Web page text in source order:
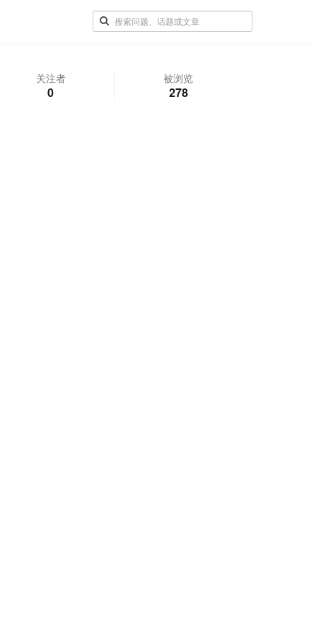
关注者
0
被浏览
278